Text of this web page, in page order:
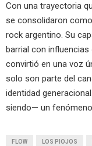
Con una trayectoria
se consolidaron
rock argentino. Su
barrial con
convirtió en una voz
solo son parte del
identidad
siendo— un
FLOW LOS PIOJOS